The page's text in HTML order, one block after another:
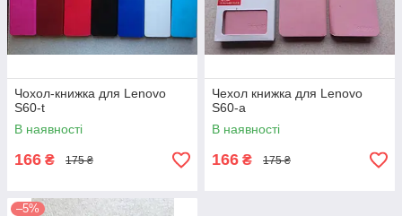
Чохол-книжка для Lenovo
S60-t
В наявності
166 ₴ 175 ₴
Чехол книжка для Lenovo
S60-a
В наявності
166 ₴ 175 ₴
–5%